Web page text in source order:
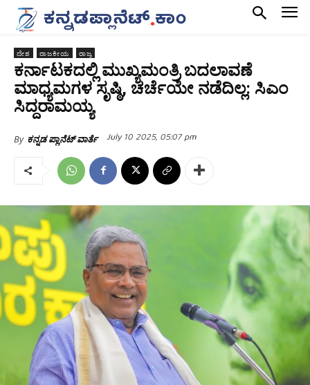
ದೇಶ ರಾಜಕೀಯ ರಾಜ್ಯ
ಕರ್ನಾಟಕದಲ್ಲಿ ಮುಖ್ಯಮಂತ್ರಿ ಬದಲಾವಣೆ
ಮಾಧ್ಯಮಗಳ ಸೃಷ್ಠಿ, ಚರ್ಚೆಯೇ ನಡೆದಿಲ್ಲ: ಸಿಎಂ
ಸಿದ್ದರಾಮಯ್ಯ
By ಕನ್ನಡ ಪ್ಲಾನೆಟ್ ವಾರ್ತೆ July 10 2025, 05:07 pm